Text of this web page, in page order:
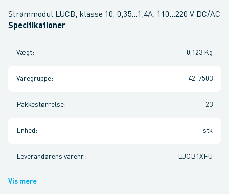
Strømmodul LUCB, klasse 10, 0,35...1,4A, 110...220 V DC/AC
Specifikationer
Vægt: 0,123 Kg
Varegruppe: 42-7503
Pakkestørrelse: 23
Enhed : stk
Leverandørens varenr. : LUCB1XFU
Vis mere